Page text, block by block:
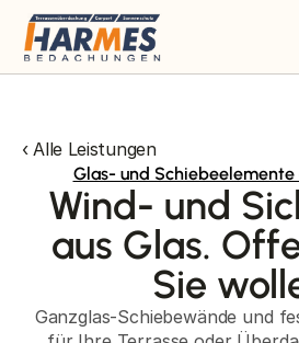
‹ Alle Leistungen
Glas- und Schiebeelemente
Wind- und
aus Glas.
Sie
Ganzglas-Schiebewände und